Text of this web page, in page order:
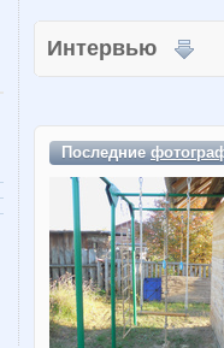
Интервью
Последние